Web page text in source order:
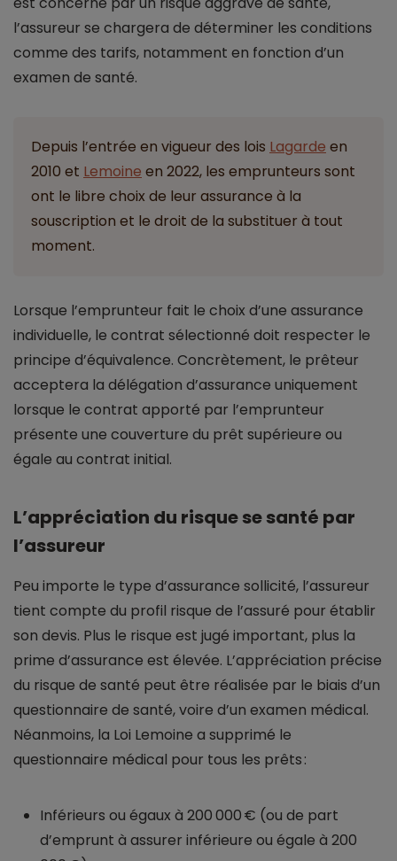
l’assureur se chargera de déterminer les conditions
comme des tarifs, notamment en fonction d’un
examen de santé.
Depuis l’entrée en vigueur des lois Lagarde en
2010 et Lemoine en 2022, les emprunteurs sont
ont le libre choix de leur assurance à la
souscription et le droit de la substituer à tout
moment.
Lorsque l’emprunteur fait le choix d’une assurance
individuelle, le contrat sélectionné doit respecter le
principe d’équivalence. Concrètement, le prêteur
acceptera la délégation d’assurance uniquement
lorsque le contrat apporté par l’emprunteur
présente une couverture du prêt supérieure ou
égale au contrat initial.
L’appréciation du risque se santé par
l’assureur
Peu importe le type d’assurance sollicité, l’assureur
tient compte du profil risque de l’assuré pour établir
son devis. Plus le risque est jugé important, plus la
prime d’assurance est élevée. L’appréciation précise
du risque de santé peut être réalisée par le biais d’un
questionnaire de santé, voire d’un examen médical.
Néanmoins, la Loi Lemoine a supprimé le
questionnaire médical pour tous les prêts :
Inférieurs ou égaux à 200 000 € (ou de part
d’emprunt à assurer inférieure ou égale à 200